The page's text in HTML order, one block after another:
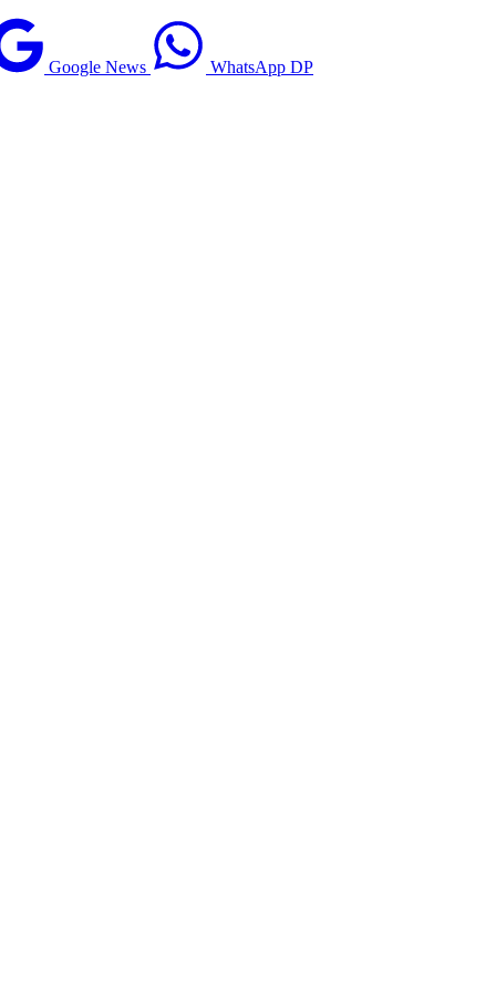
Google News WhatsApp DP